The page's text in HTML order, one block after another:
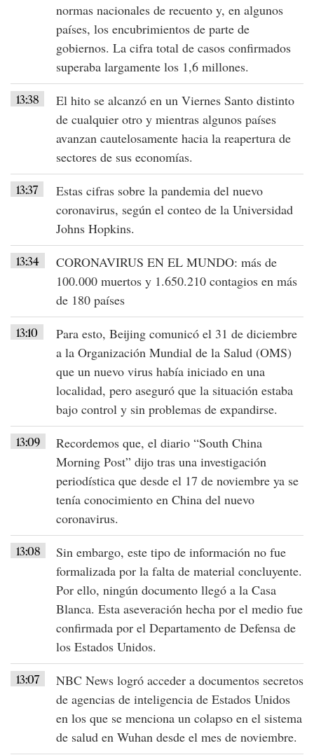
normas nacionales de recuento y, en algunos
países, los encubrimientos de parte de
gobiernos. La cifra total de casos confirmados
superaba largamente los 1,6 millones.
13:38
El hito se alcanzó en un Viernes Santo distinto
de cualquier otro y mientras algunos países
avanzan cautelosamente hacia la reapertura de
sectores de sus economías.
13:37
Estas cifras sobre la pandemia del nuevo
coronavirus, según el conteo de la Universidad
Johns Hopkins.
13:34
CORONAVIRUS EN EL MUNDO: más de
100.000 muertos y 1.650.210 contagios en más
de 180 países
13:10
Para esto, Beijing comunicó el 31 de diciembre
a la Organización Mundial de la Salud (OMS)
que un nuevo virus había iniciado en una
localidad, pero aseguró que la situación estaba
bajo control y sin problemas de expandirse.
13:09
Recordemos que, el diario “South China
Morning Post” dijo tras una investigación
periodística que desde el 17 de noviembre ya se
tenía conocimiento en China del nuevo
coronavirus.
13:08
Sin embargo, este tipo de información no fue
formalizada por la falta de material concluyente.
Por ello, ningún documento llegó a la Casa
Blanca. Esta aseveración hecha por el medio fue
confirmada por el Departamento de Defensa de
los Estados Unidos.
13:07
NBC News logró acceder a documentos secretos
de agencias de inteligencia de Estados Unidos
en los que se menciona un colapso en el sistema
de salud en Wuhan desde el mes de noviembre.